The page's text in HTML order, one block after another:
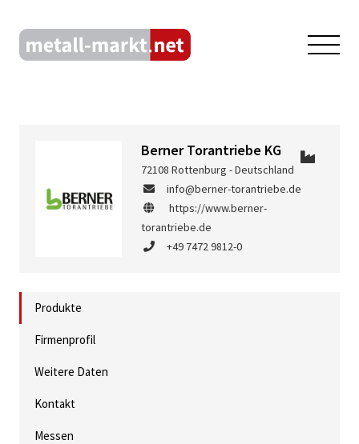
Berner Torantriebe KG
72108 Rottenburg - Deutschland
info@berner-torantriebe.de
https://www.berner-
torantriebe.de
+49 7472 9812-0
Produkte
Firmenprofil
Weitere Daten
Kontakt
Messen